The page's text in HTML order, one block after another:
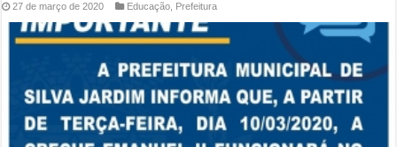
27 de março de 2020 Educação Prefeitura